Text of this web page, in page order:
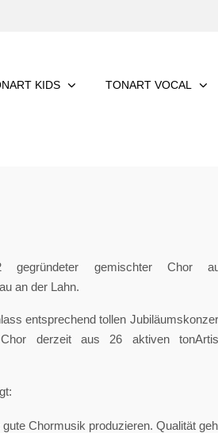
KIDS TONART VOCAL
gemischter Chor
an der Lahn.
entsprechend tollen
Chor derzeit aus 26 aktiven
Chormusik produzieren. Qualität